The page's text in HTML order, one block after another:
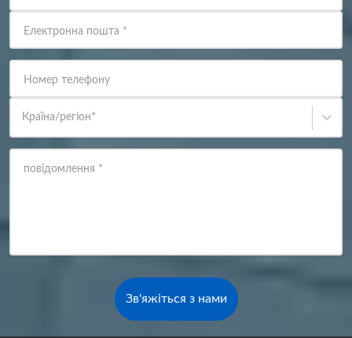
Електронна пошта *
Номер телефону
Країна/регіон*
повідомлення *
Зв'яжіться з нами